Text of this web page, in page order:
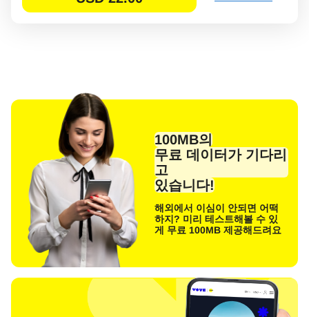
100MB의
무료 데이터가 기다리
고
있습니다!
해외에서 이심이 안되면 어떡
하지? 미리 테스트해볼 수 있
게 무료 100MB 제공해드려요